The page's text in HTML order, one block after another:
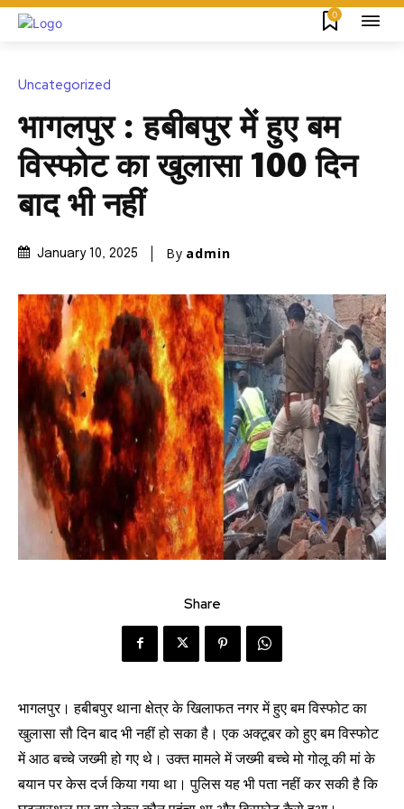
0
Uncategorized
भागलपुर : हबीबपुर में हुए बम
विस्फोट का खुलासा 100 दिन
बाद भी नहीं
January 10, 2025 By admin
Share
भागलपुर। हबीबपुर थाना क्षेत्र के खिलाफत नगर में हुए बम विस्फोट का
खुलासा सौ दिन बाद भी नहीं हो सका है। एक अक्टूबर को हुए बम विस्फोट
में आठ बच्चे जख्मी हो गए थे। उक्त मामले में जख्मी बच्चे मो गोलू की मां के
बयान पर केस दर्ज किया गया था। पुलिस यह भी पता नहीं कर सकी है कि